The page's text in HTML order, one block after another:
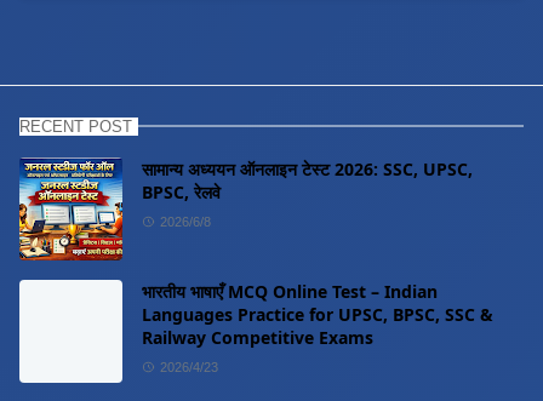
RECENT POST
सामान्य अध्ययन ऑनलाइन टेस्ट 2026: SSC, UPSC,
BPSC, रेलवे
2026/6/8
भारतीय भाषाएँ MCQ Online Test – Indian
Languages Practice for UPSC, BPSC, SSC &
Railway Competitive Exams
2026/4/23